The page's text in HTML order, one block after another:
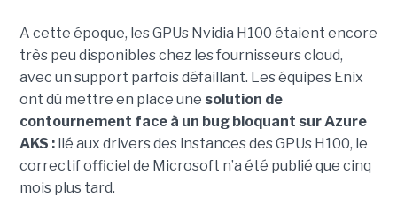
A cette époque, les GPUs Nvidia H100 étaient encore
très peu disponibles chez les fournisseurs cloud,
avec un support parfois défaillant. Les équipes Enix
ont dû mettre en place une solution de
contournement face à un bug bloquant sur Azure
AKS :lié aux drivers des instances des GPUs H100, le
correctif officiel de Microsoft n’a été publié que cinq
mois plus tard.